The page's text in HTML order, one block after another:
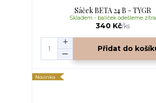
Sáček BETA 24 B - TYGR
340 Kč/ks
Skladem - balíček odešleme zítra
Přidat do
Novinka